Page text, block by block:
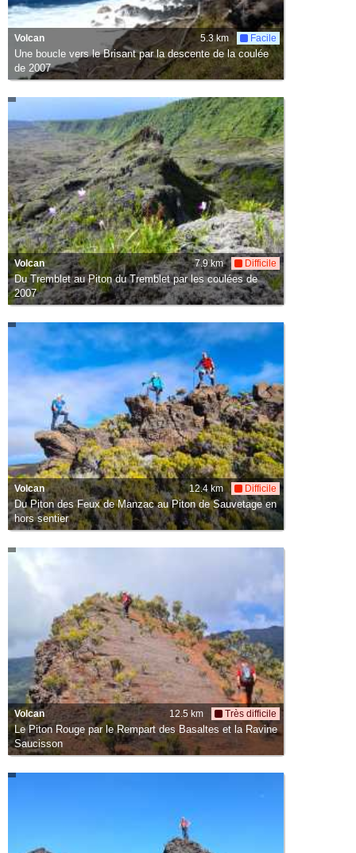
Volcan
Une boucle vers le Brisant par la descente de la coulée
de 2007
5.3 km Facile
Volcan
Du Tremblet au Piton du Tremblet par les coulées de
2007
7.9 km Difficile
Volcan
Du Piton des Feux de Manzac au Piton de Sauvetage en
hors sentier
12.4 km Difficile
Volcan
Le Piton Rouge par le Rempart des Basaltes et la Ravine
Saucisson
12.5 km Très difficile